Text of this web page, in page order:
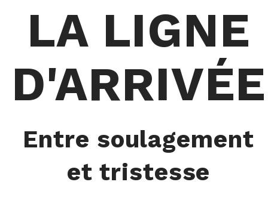
LA LIGNE
D'ARRIVÉE
Entre soulagement
et tristesse